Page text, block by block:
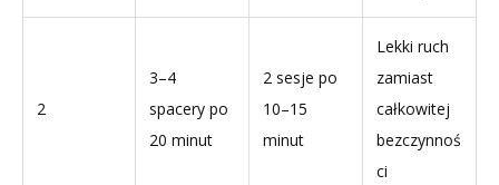
2
3–4
spacery po
20 minut
2 sesje po
10–15
minut
Lekki ruch
zamiast
całkowitej
bezczynnoś
ci